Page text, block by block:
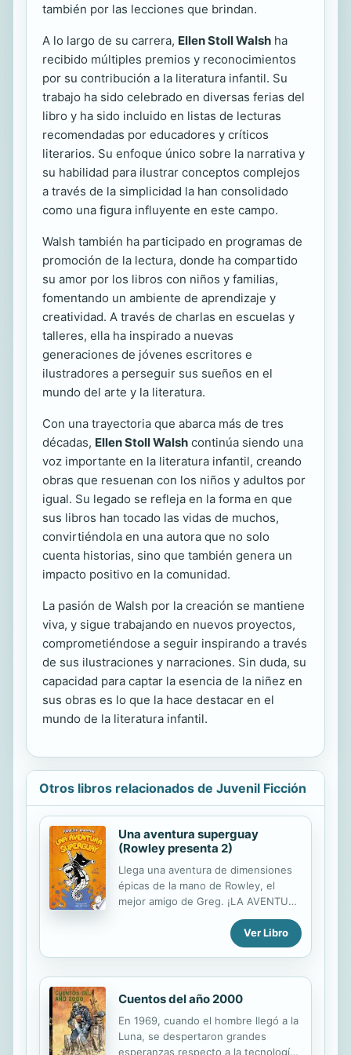
también por las lecciones que brindan.
A lo largo de su carrera, Ellen Stoll Walsh ha
recibido múltiples premios y reconocimientos
por su contribución a la literatura infantil. Su
trabajo ha sido celebrado en diversas ferias del
libro y ha sido incluido en listas de lecturas
recomendadas por educadores y críticos
literarios. Su enfoque único sobre la narrativa y
su habilidad para ilustrar conceptos complejos
a través de la simplicidad la han consolidado
como una figura influyente en este campo.
Walsh también ha participado en programas de
promoción de la lectura, donde ha compartido
su amor por los libros con niños y familias,
fomentando un ambiente de aprendizaje y
creatividad. A través de charlas en escuelas y
talleres, ella ha inspirado a nuevas
generaciones de jóvenes escritores e
ilustradores a perseguir sus sueños en el
mundo del arte y la literatura.
Con una trayectoria que abarca más de tres
décadas, Ellen Stoll Walsh continúa siendo una
voz importante en la literatura infantil, creando
obras que resuenan con los niños y adultos por
igual. Su legado se refleja en la forma en que
sus libros han tocado las vidas de muchos,
convirtiéndola en una autora que no solo
cuenta historias, sino que también genera un
impacto positivo en la comunidad.
La pasión de Walsh por la creación se mantiene
viva, y sigue trabajando en nuevos proyectos,
comprometiéndose a seguir inspirando a través
de sus ilustraciones y narraciones. Sin duda, su
capacidad para captar la esencia de la niñez en
sus obras es lo que la hace destacar en el
mundo de la literatura infantil.
Otros libros relacionados de Juvenil Ficción
Una aventura superguay
(Rowley presenta 2)
Llega una aventura de dimensiones
épicas de la mano de Rowley, el
mejor amigo de Greg. ¡LA AVENTURA
TE ESPERA! Roland y su mejor amigo
Garg el Bárbaro deben abandonar la
seguridad de su hogar para ir en
caído en las manos del Hechicero
Blanco. ¿Conseguirán nuestros
¡Únete a ellos para vivir una aventura
superguay!
Ver Libro
Cuentos del año 2000
En 1969, cuando el hombre llegó a la
Luna, se despertaron grandes
esperanzas respecto a la tecnología